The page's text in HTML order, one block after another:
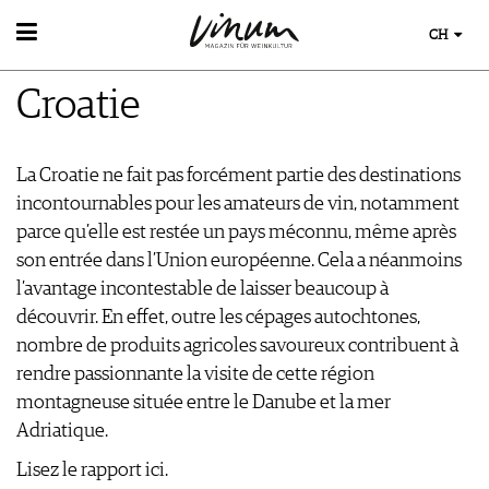
WEIN
WEINSUCHE
WINZER
WEINE DES MONATS
TRINKREIFETABELLE
UNIQUE WINERIES
CLUB LES DOMAINES
WEINWISSEN
WEINLEXIKON
WEINGESCHICHTE
WEINLAGERUNG
INFOGRAFIKEN
TIPPS & TRICKS
NEWS
EVENTS
EVENTKALENDER
AWARDS
EVENT-BILDER
ESSEN & TRINKEN
FOOD PAIRING TIPPS
KULINARIK
HOTSPOTS
WEINREISEN
MAGAZIN
REPORTAGEN
DOSSIER
WINEGUIDES
KLARTEXT
EXTRAS
ABO
AUSGABE
MEDIATHEK
APPS
VIDEOS
BILDSTRECKEN
BÜCHER
NEWS
CH
Croatie
La Croatie ne fait pas forcément partie des destinations
incontournables pour les amateurs de vin, notamment
parce qu’elle est restée un pays méconnu, même après
son entrée dans l’Union européenne. Cela a néanmoins
l’avantage incontestable de laisser beaucoup à
découvrir. En effet, outre les cépages autochtones,
nombre de produits agricoles savoureux contribuent à
rendre passionnante la visite de cette région
montagneuse située entre le Danube et la mer
Adriatique.
Lisez le rapport ici.